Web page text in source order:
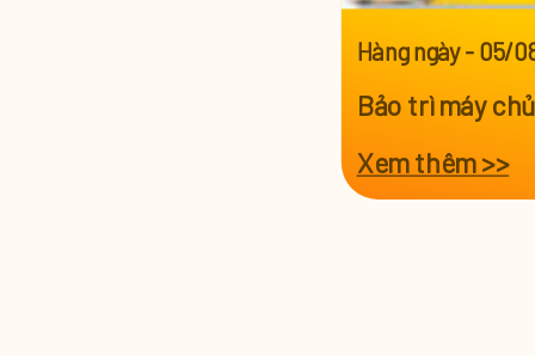
Hàng ngày- 05/
Bảo trì máy
Xem thêm >>